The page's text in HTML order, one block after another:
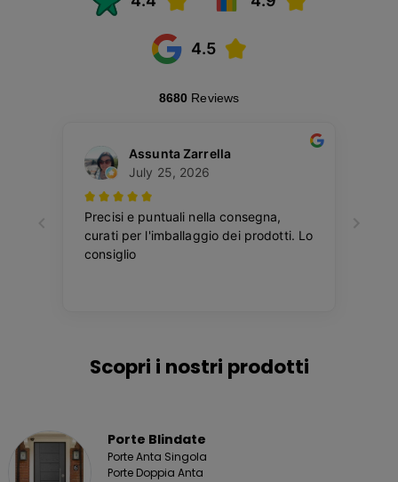
Scopri i nostri prodotti
Porte Blindate
Porte Anta Singola
Porte Doppia Anta